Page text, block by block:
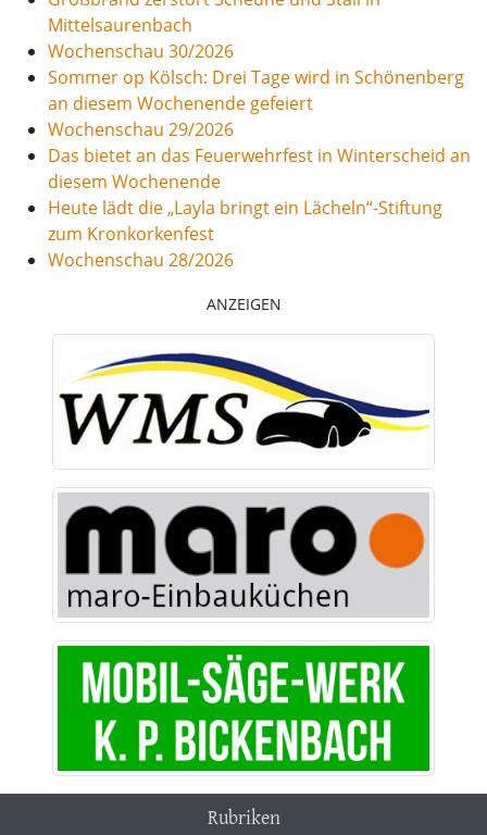
Mittelsaurenbach
Wochenschau 30/2026
Sommer op Kölsch: Drei Tage wird in Schönenberg
an diesem Wochenende gefeiert
Wochenschau 29/2026
Das bietet an das Feuerwehrfest in Winterscheid an
diesem Wochenende
Heute lädt die „Layla bringt ein Lächeln“-Stiftung
zum Kronkorkenfest
Wochenschau 28/2026
ANZEIGEN
Rubriken